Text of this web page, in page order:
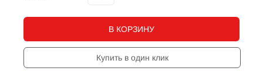
В КОРЗИНУ
Купить в один клик